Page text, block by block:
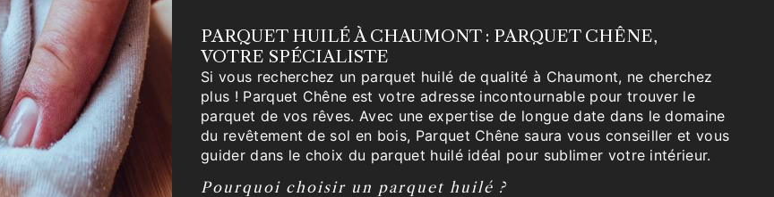
PARQUET HUILÉ À CHAUMONT : PARQUET CHÊNE,
VOTRE SPÉCIALISTE
Si vous recherchez un parquet huilé de qualité à Chaumont, ne cherchez
plus ! Parquet Chêne est votre adresse incontournable pour trouver le
parquet de vos rêves. Avec une expertise de longue date dans le domaine
du revêtement de sol en bois, Parquet Chêne saura vous conseiller et vous
guider dans le choix du parquet huilé idéal pour sublimer votre intérieur.
Pourquoi choisir un parquet huilé ?